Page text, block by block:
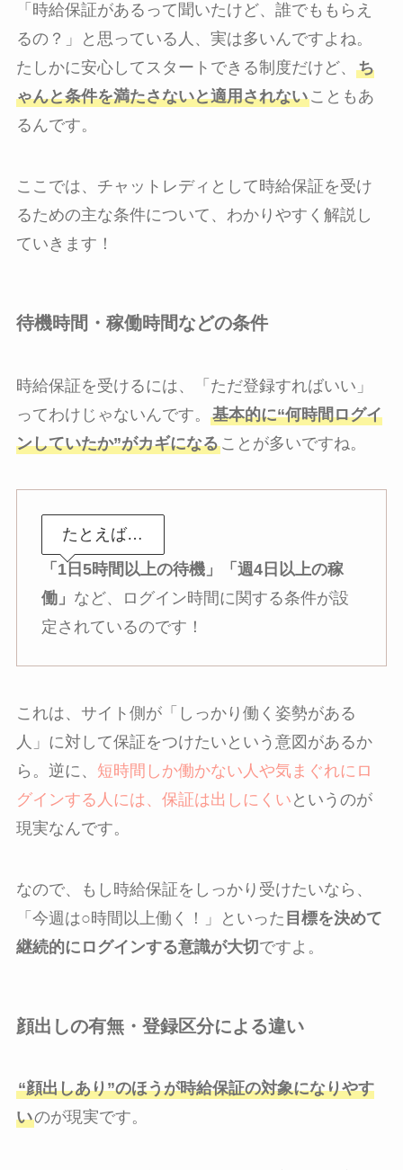
「時給保証があるって聞いたけど、誰でももらえ
るの？」と思っている人、実は多いんですよね。
たしかに安心してスタートできる制度だけど、 ち
ゃんと条件を満たさないと適用されないこともあ
るんです。
ここでは、チャットレディとして時給保証を受け
るための主な条件について、わかりやすく解説し
ていきます！
待機時間・稼働時間などの条件
時給保証を受けるには、「ただ登録すればいい」
ってわけじゃないんです。 基本的に“何時間ログイ
ンしていたか”がカギになることが多いですね。
たとえば…
「1日5時間以上の待機」「週4日以上の稼
働」 など、ログイン時間に関する条件が設
定されているのです！
これは、サイト側が「しっかり働く姿勢がある
人」に対して保証をつけたいという意図があるか
ら。逆に、 短時間しか働かない人や気まぐれにロ
グインする人には、保証は出しにくい というのが
現実なんです。
なので、もし時給保証をしっかり受けたいなら、
「今週は○時間以上働く！」といった 目標を決めて
継続的にログインする意識が大切ですよ。
顔出しの有無・登録区分による違い
“顔出しあり”のほうが時給保証の対象になりやす
いのが現実です。